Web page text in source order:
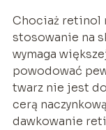
Chociaż retinol
stosowanie na
wymaga
powodować
twarz nie jest
cerą
dawkowanie